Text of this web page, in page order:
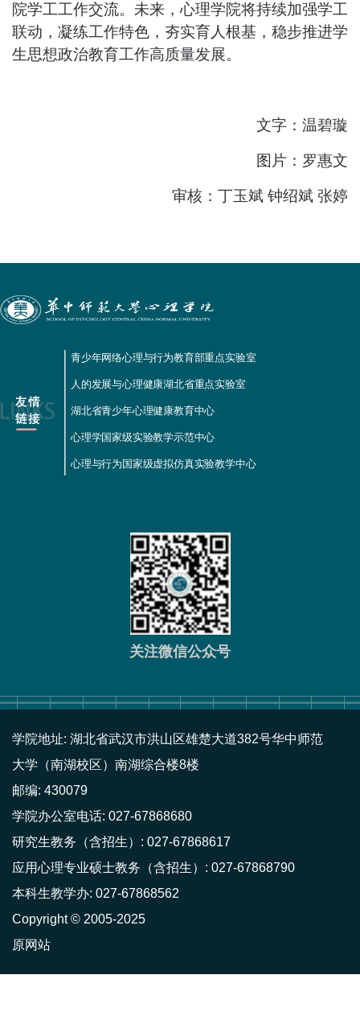
院学工工作交流。未来，心理学院将持续加强学工
联动，凝练工作特色，夯实育人根基，稳步推进学
生思想政治教育工作高质量发展。
文字：温碧璇
图片：罗惠文
审核：丁玉斌 钟绍斌 张婷
青少年网络心理与行为教育部重点实验室
人的发展与心理健康湖北省重点实验室
湖北省青少年心理健康教育中心
心理学国家级实验教学示范中心
心理与行为国家级虚拟仿真实验教学中心
关注微信公众号
学院地址: 湖北省武汉市洪山区雄楚大道382号华中师范
大学（南湖校区）南湖综合楼8楼
邮编: 430079
学院办公室电话: 027-67868680
研究生教务（含招生）: 027-67868617
应用心理专业硕士教务（含招生）: 027-67868790
本科生教学办: 027-67868562
Copyright © 2005-2025
原网站